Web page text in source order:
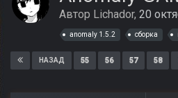
Автор Lichador, 20
anomaly 1.5.2 сборка
НАЗАД 55 56 57 58